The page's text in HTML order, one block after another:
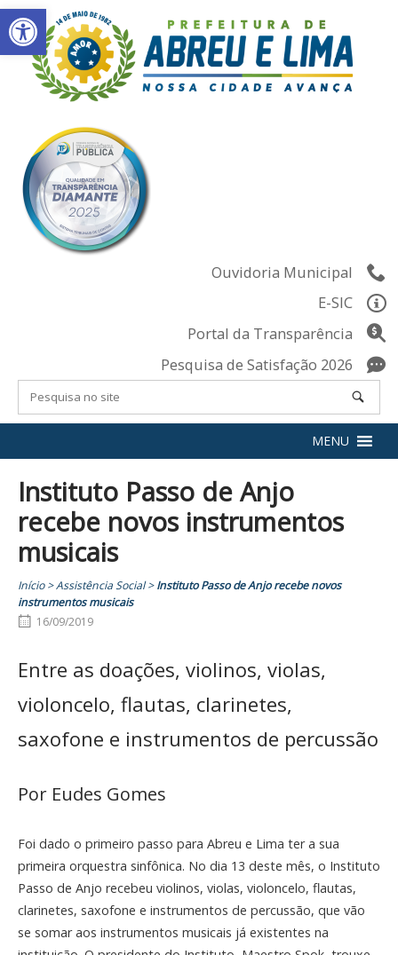
Abrir a barra de ferramentas
Skip
to
content
Ouvidoria Municipal
E-SIC
Portal da Transparência
Pesquisa de Satisfação 2026
MENU
Instituto Passo de Anjo
recebe novos instrumentos
musicais
Início>Assistência Social>Instituto Passo de Anjo recebe novos
instrumentos musicais
16/09/2019
Entre as doações, violinos, violas,
violoncelo, flautas, clarinetes,
saxofone e instrumentos de percussão
Por Eudes Gomes
Foi dado o primeiro passo para Abreu e Lima ter a sua
primeira orquestra sinfônica. No dia 13 deste mês, o Instituto
Passo de Anjo recebeu violinos, violas, violoncelo, flautas,
clarinetes, saxofone e instrumentos de percussão, que vão
se somar aos instrumentos musicais já existentes na